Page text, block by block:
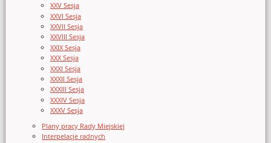
XXV Sesja
XXVI Sesja
XXVII Sesja
XXVIII Sesja
XXIX Sesja
XXX Sesja
XXXI Sesja
XXXII Sesja
XXXIII Sesja
XXXIV Sesja
XXXV Sesja
Plany pracy Rady Miejskiej
Interpelacje radnych